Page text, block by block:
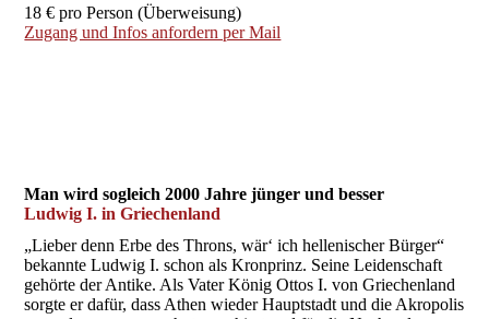
18 € pro Person (Überweisung)
Zugang und Infos anfordern per Mail
Man wird sogleich 2000 Jahre jünger und besser
Ludwig I. in Griechenland
„Lieber denn Erbe des Throns, wär‘ ich hellenischer Bürger“
bekannte Ludwig I. schon als Kronprinz. Seine Leidenschaft
gehörte der Antike. Als Vater König Ottos I. von Griechenland
sorgte er dafür, dass Athen wieder Hauptstadt und die Akropolis